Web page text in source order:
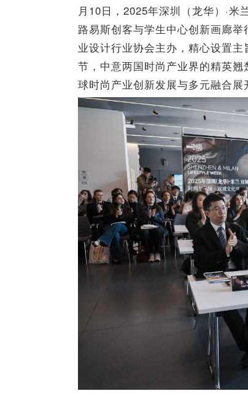
月10日，2025年深圳（龙华）·
路易斯创客与学生中心创新画廊
业设计行业协会主办，精心设置
节，中意两国时尚产业界的精英
球时尚产业创新发展与多元融合展